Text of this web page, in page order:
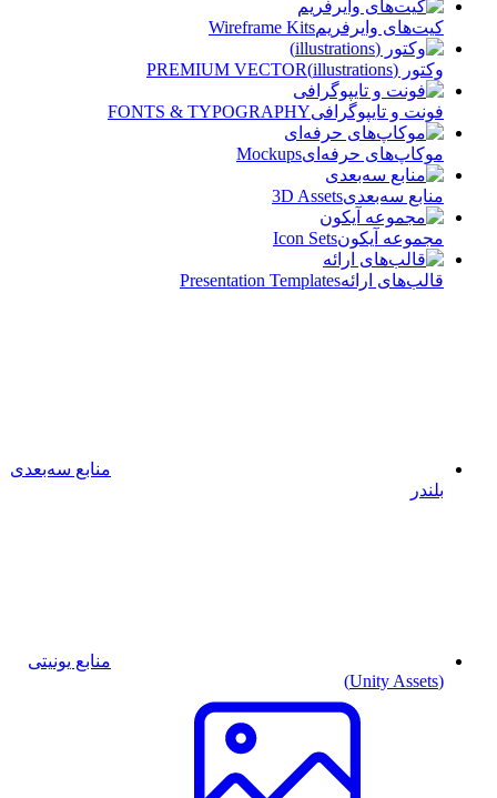
کیت‌های وایرفریمWireframe Kits
وکتور (illustrations) PREMIUM VECTOR
فونت و تایپوگرافیFONTS & TYPOGRAPHY
موکاپ‌های حرفه‌ایMockups
منابع سه‌بعدی3D Assets
مجموعه آیکون‌Icon Sets
قالب‌های ارائهPresentation Templates
منابع سه‌بعدی
بلندر
منابع یونیتی
(Unity Assets)